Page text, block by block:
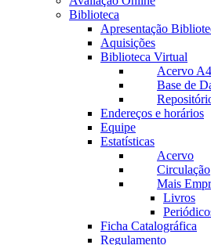
Biblioteca
Apresentação
Aquisições
Biblioteca Virtual
Acervo A4
Base de
Endereços e horários
Equipe
Estatísticas
Acervo
Circulação
Mais
Livros
Ficha Catalográfica
Regulamento